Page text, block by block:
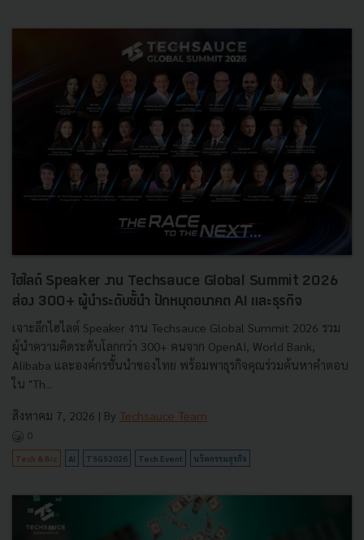
ไฮไลต์ Speaker งาน Techsauce Global Summit 2026
ส่อง 300+ ผู้นำระดับชั้นำ ปักหมุดอนาคต AI และธุรกิจ
เจาะลึกไฮไลต์ Speaker งาน Techsauce Global Summit 2026 รวม
ผู้นำความคิดระดับโลกกว่า 300+ คนจาก OpenAI, World Bank,
Alibaba และองค์กรชั้นนำของไทย พร้อมพาธุรกิจคุณร่วมค้นหาคำตอบ
ใน "Th...
สิงหาคม 7, 2026 | By Techsauce Team
0
Tech & Biz AI TSGS2026 Tech Event นวัตกรรมธุรกิจ